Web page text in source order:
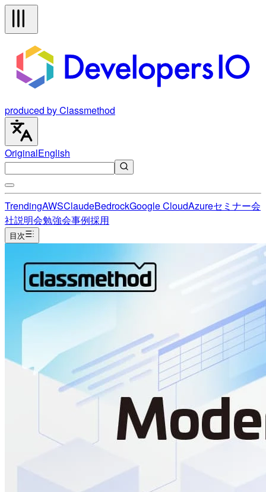
produced by Classmethod
OriginalEnglish
TrendingAWSClaudeBedrockGoogle CloudAzureセミナー会
社説明会勉強会事例採用
目次